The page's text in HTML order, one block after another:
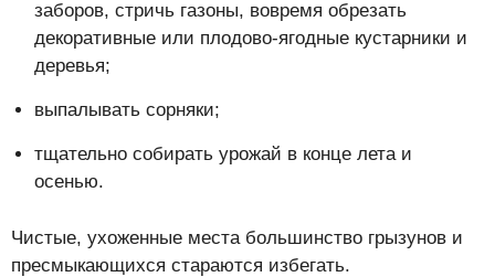
заборов, стричь газоны, вовремя обрезать
декоративные или плодово-ягодные кустарники и
деревья;
выпалывать сорняки;
тщательно собирать урожай в конце лета и
осенью.
Чистые, ухоженные места большинство грызунов и
пресмыкающихся стараются избегать.